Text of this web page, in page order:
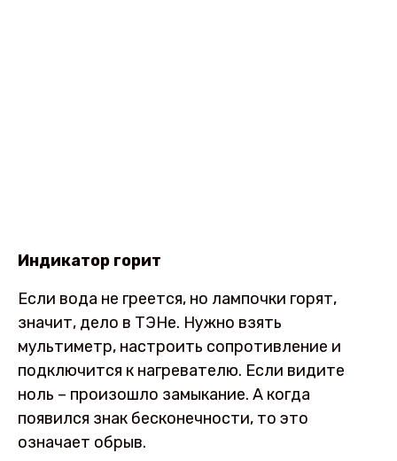
Индикатор горит
Если вода не греется, но лампочки горят,
значит, дело в ТЭНе. Нужно взять
мультиметр, настроить сопротивление и
подключится к нагревателю. Если видите
ноль – произошло замыкание. А когда
появился знак бесконечности, то это
означает обрыв.